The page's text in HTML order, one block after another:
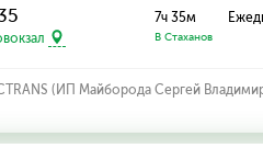
7ч 35м
В Стаханов
(ИП Майборода Сергей